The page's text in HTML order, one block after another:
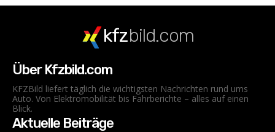
kfzbild.com
Über Kfzbild.com
KFZBild liefert täglich die wichtigsten Nachrichten rund ums
Auto. Von Elektromobilität bis Fahrberichte – alles auf einen
Blick.
Aktuelle Beiträge